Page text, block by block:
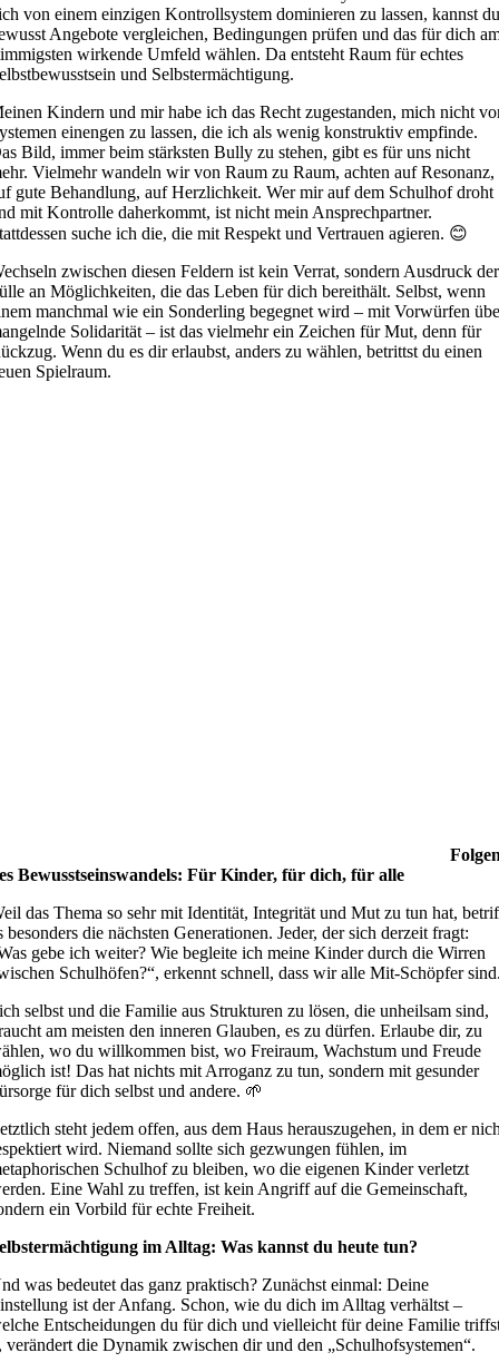
von einem einzigen Kontrollsystem dominieren zu lassen, kannst
Angebote vergleichen, Bedingungen prüfen und das für dich
wirkende Umfeld wählen. Da entsteht Raum für echtes
und Selbstermächtigung.
Kindern und mir habe ich das Recht zugestanden, mich nicht
einengen zu lassen, die ich als wenig konstruktiv empfinde.
Bild, immer beim stärksten Bully zu stehen, gibt es für uns nicht
Vielmehr wandeln wir von Raum zu Raum, achten auf Resonanz,
gute Behandlung, auf Herzlichkeit. Wer mir auf dem Schulhof droht
mit Kontrolle daherkommt, ist nicht mein Ansprechpartner.
suche ich die, die mit Respekt und Vertrauen agieren. 😊
zwischen diesen Feldern ist kein Verrat, sondern Ausdruck der
an Möglichkeiten, die das Leben für dich bereithält. Selbst, wenn
manchmal wie ein Sonderling begegnet wird – mit Vorwürfen
Solidarität – ist das vielmehr ein Zeichen für Mut, denn für
Wenn du es dir erlaubst, anders zu wählen, betrittst du einen
Spielraum.
Bewusstseinswandels: Für Kinder, für dich, für alle
das Thema so sehr mit Identität, Integrität und Mut zu tun hat,
besonders die nächsten Generationen. Jeder, der sich derzeit fragt:
gebe ich weiter? Wie begleite ich meine Kinder durch die Wirren
Schulhöfen?“, erkennt schnell, dass wir alle Mit-Schöpfer
selbst und die Familie aus Strukturen zu lösen, die unheilsam sind,
am meisten den inneren Glauben, es zu dürfen. Erlaube dir, zu
wo du willkommen bist, wo Freiraum, Wachstum und Freude
ist! Das hat nichts mit Arroganz zu tun, sondern mit gesunder
für dich selbst und andere. 🌱
steht jedem offen, aus dem Haus herauszugehen, in dem er
wird. Niemand sollte sich gezwungen fühlen, im
Schulhof zu bleiben, wo die eigenen Kinder verletzt
Eine Wahl zu treffen, ist kein Angriff auf die Gemeinschaft,
ein Vorbild für echte Freiheit.
im Alltag: Was kannst du heute tun?
was bedeutet das ganz praktisch? Zunächst einmal: Deine
ist der Anfang. Schon, wie du dich im Alltag verhältst –
Entscheidungen du für dich und vielleicht für deine Familie
verändert die Dynamik zwischen dir und den „Schulhofsystemen“.